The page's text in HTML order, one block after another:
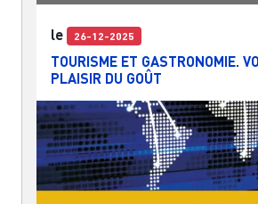
le 26-12-2025
TOURISME ET GASTRONOMIE.
PLAISIR DU GOÛT